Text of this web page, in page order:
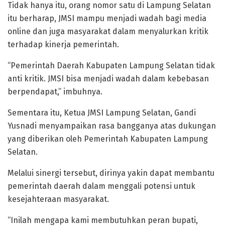
Tidak hanya itu, orang nomor satu di Lampung Selatan
itu berharap, JMSI mampu menjadi wadah bagi media
online dan juga masyarakat dalam menyalurkan kritik
terhadap kinerja pemerintah.
“Pemerintah Daerah Kabupaten Lampung Selatan tidak
anti kritik. JMSI bisa menjadi wadah dalam kebebasan
berpendapat,” imbuhnya.
Sementara itu, Ketua JMSI Lampung Selatan, Gandi
Yusnadi menyampaikan rasa bangganya atas dukungan
yang diberikan oleh Pemerintah Kabupaten Lampung
Selatan.
Melalui sinergi tersebut, dirinya yakin dapat membantu
pemerintah daerah dalam menggali potensi untuk
kesejahteraan masyarakat.
“Inilah mengapa kami membutuhkan peran bupati,